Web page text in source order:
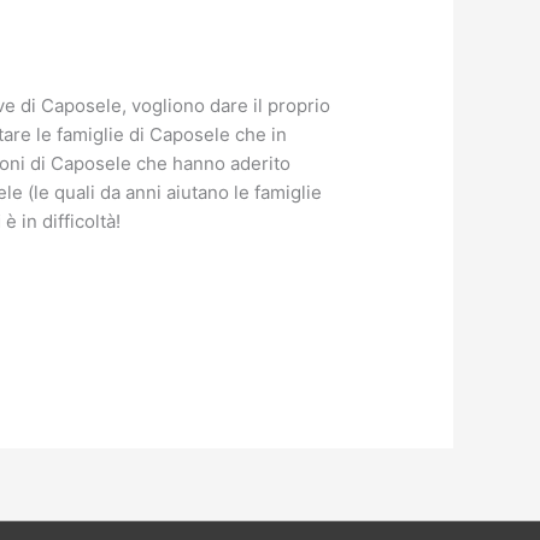
di Caposele, vogliono dare il proprio
le famiglie di Caposele che in
di Caposele che hanno aderito
(le quali da anni aiutano le famiglie
è in difficoltà!